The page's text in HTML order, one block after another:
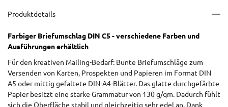
Produktdetails
Farbiger Briefumschlag DIN C5 - verschiedene Farben und
Ausführungen erhältlich
Für den kreativen Mailing-Bedarf: Bunte Briefumschläge zum
Versenden von Karten, Prospekten und Papieren im Format DIN
A5 oder mittig gefaltete DIN-A4-Blätter. Das glatte durchgefärbte
Papier besitzt eine starke Grammatur von 130 g/qm. Dadurch fühlt
sich die Oberfläche stabil und gleichzeitig sehr edel an. Dank